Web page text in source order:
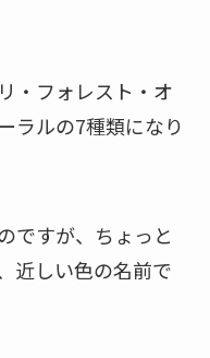
・フォレスト・オ
ラルの7種類になり
ですが、ちょっと
近しい色の名前で